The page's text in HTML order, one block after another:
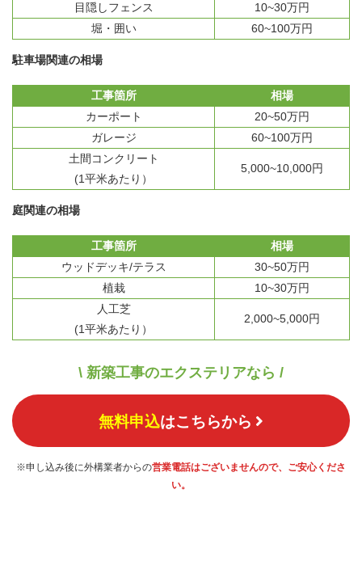
目隠しフェンス
10~30万円
堀・囲い
60~100万円
駐車場関連の相場
工事箇所
相場
カーポート
20~50万円
ガレージ
60~100万円
土間コンクリート
(1平米あたり）
5,000~10,000円
庭関連の相場
工事箇所
相場
ウッドデッキ/テラス
30~50万円
植栽
10~30万円
人工芝
(1平米あたり）
2,000~5,000円
\ 新築工事のエクステリアなら /
無料申込はこちらから
※申し込み後に外構業者からの営業電話はございませんので、ご安心くださ
い。